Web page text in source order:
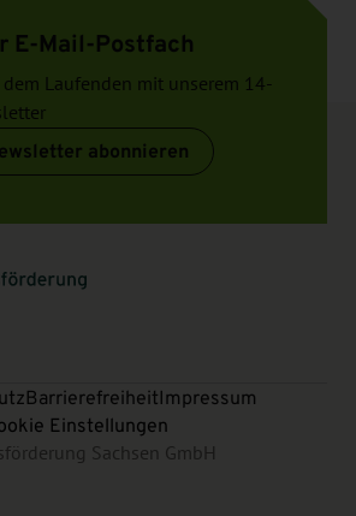
E-Mail-Postfach
Laufenden mit unserem 14-
abonnieren
BarrierefreiheitImpressum
Einstellungen
Sachsen GmbH